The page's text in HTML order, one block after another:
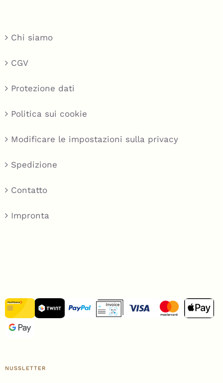
Chi siamo
CGV
Protezione dati
Politica sui cookie
Modificare le impostazioni sulla privacy
Spedizione
Contatto
Impronta
NUSSLETTER